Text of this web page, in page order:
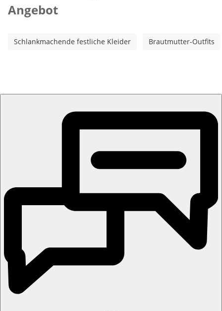
Angebot
Schlankmachende festliche Kleider Brautmutter-Outfits